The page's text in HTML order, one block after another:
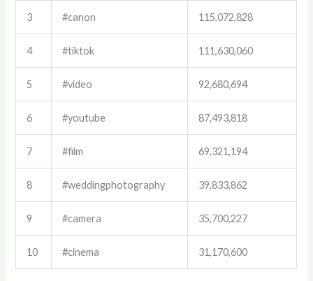
3 #canon 115,072,828
4 #tiktok 111,630,060
5 #video 92,680,694
6 #youtube 87,493,818
7 #film 69,321,194
8 #weddingphotography 39,833,862
9 #camera 35,700,227
10 #cinema 31,170,600